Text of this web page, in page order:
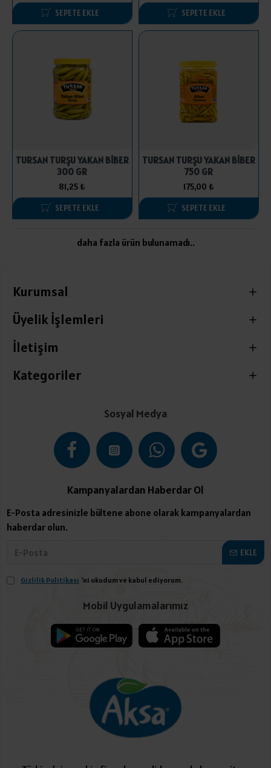
SEPETE EKLE SEPETE EKLE
TURSAN TURŞU YAKAN BİBER
300 GR
81,25 ₺
SEPETE EKLE
TURSAN TURŞU YAKAN BİBER
750 GR
175,00 ₺
SEPETE EKLE
daha fazla ürün bulunamadı..
Kurumsal
Üyelik İşlemleri
İletişim
Kategoriler
Sosyal Medya
Kampanyalardan Haberdar Ol
E-Posta adresinizle bültene abone olarak kampanyalardan
haberdar olun.
EKLE
Gizlilik Politikası 'ni okudum ve kabul ediyorum.
Mobil Uygulamalarımız